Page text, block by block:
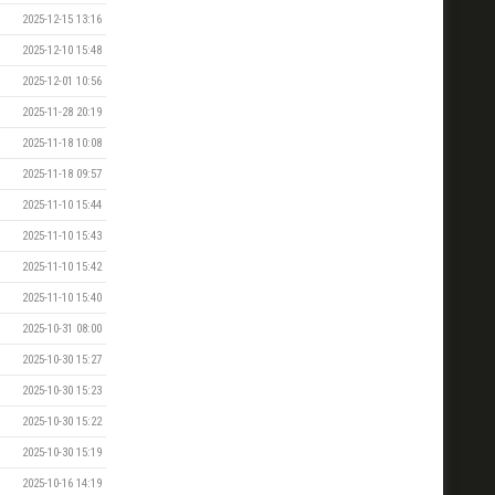
2025-12-15 13:16
2025-12-10 15:48
2025-12-01 10:56
2025-11-28 20:19
2025-11-18 10:08
2025-11-18 09:57
2025-11-10 15:44
2025-11-10 15:43
2025-11-10 15:42
2025-11-10 15:40
2025-10-31 08:00
2025-10-30 15:27
2025-10-30 15:23
2025-10-30 15:22
2025-10-30 15:19
2025-10-16 14:19